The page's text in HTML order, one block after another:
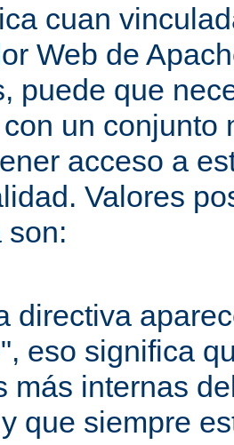
cuan
Web de
puede que
un conjunto
acceso a
Valores
son:
directiva
eso significa
más internas
que siempre